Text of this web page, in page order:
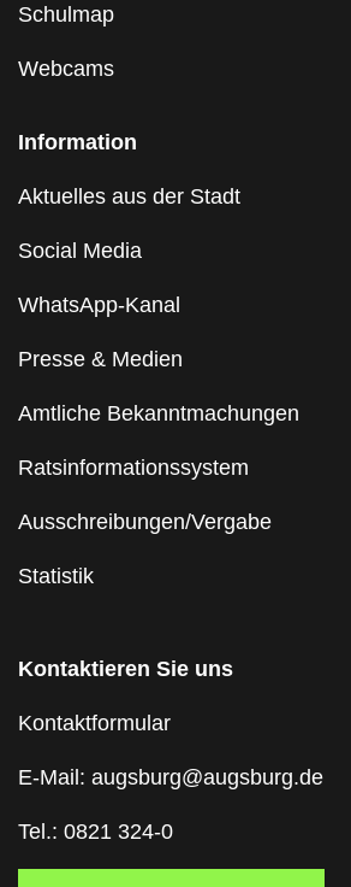
Schulmap
Webcams
Information
Aktuelles aus der Stadt
Social Media
WhatsApp-Kanal
Presse & Medien
Amtliche Bekanntmachungen
Ratsinformationssystem
Ausschreibungen/Vergabe
Statistik
Kontaktieren Sie uns
Kontaktformular
E-Mail: augsburg@augsburg.de
Tel.: 0821 324-0